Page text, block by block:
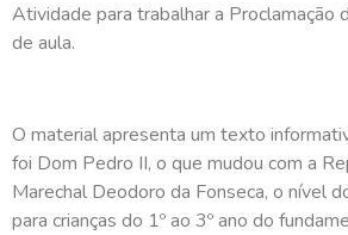
Atividade para trabalhar a Proclamação
de aula.
O material apresenta um texto
foi Dom Pedro II, o que mudou com a
Marechal Deodoro da Fonseca, o nível
para crianças do 1º ao 3º ano do